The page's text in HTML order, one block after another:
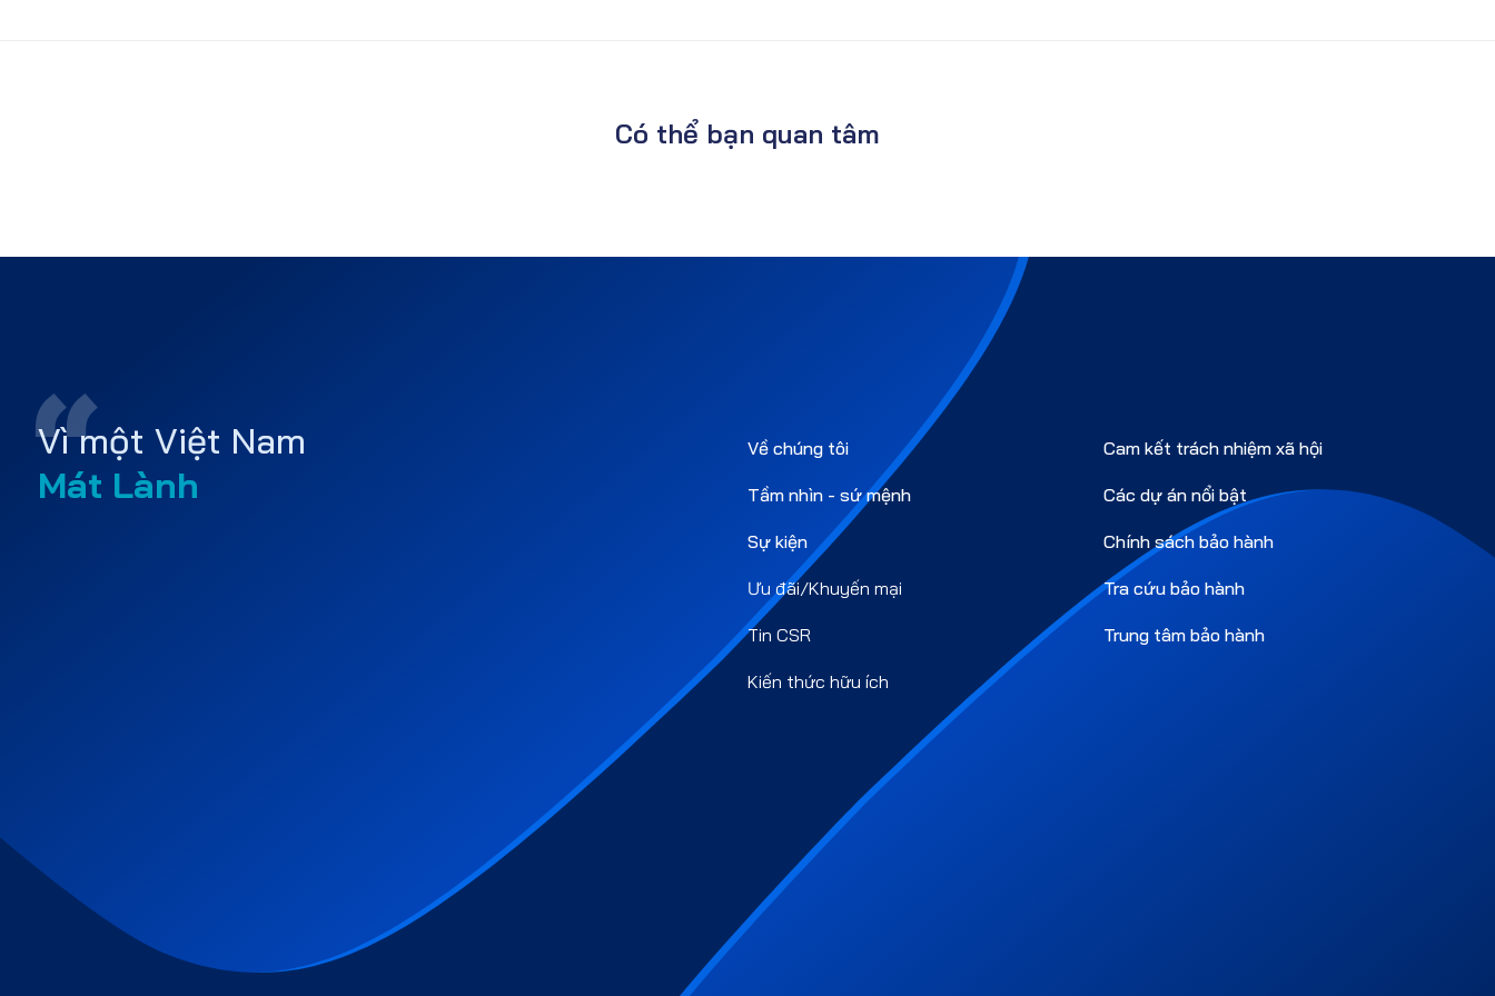
Có thể bạn quan tâm
Vì một Việt Nam
Mát Lành
Về chúng tôi
Tầm nhìn - sứ mệnh
Sự kiện
Ưu đãi/Khuyến mại
Tin CSR
Kiến thức hữu ích
Cam kết trách nhiệm xã hội
Các dự án nổi bật
Chính sách bảo hành
Tra cứu bảo hành
Trung tâm bảo hành